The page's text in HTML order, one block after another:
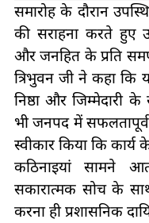
समारोह के दौरान
की सराहना करते हुए
और जनहित के प्रति
त्रिभुवन जी ने कहा कि
निष्ठा और जिम्मेदारी
भी जनपद में
स्वीकार किया कि कार्य
कठिनाइयां सामने
सकारात्मक सोच के
करना ही प्रशासनिक